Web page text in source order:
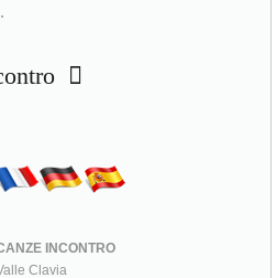
INCONTRO
Clavia